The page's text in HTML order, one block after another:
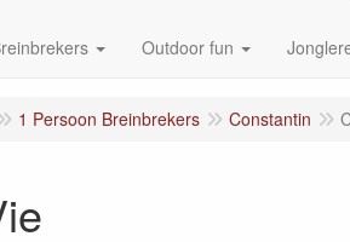
Outdoor fun
1 Persoon Breinbrekers Constantin